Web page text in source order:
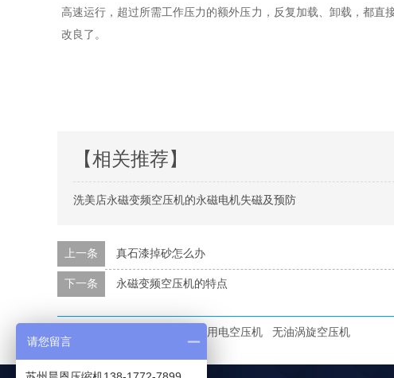
高速运行，超过所需工作压力的额外压力，反复加载、卸载，都
改良了。
【相关推荐】
洗美店永磁变频空压机的永磁电机失磁及预防
上一条 真石漆掉砂怎么办
下一条 永磁变频空压机的特点
家用电空压机 无油涡旋空压机
请您留言